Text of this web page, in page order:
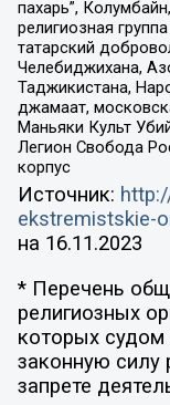
пахарь”,
религиозная
татарский
Челебиджихана,
Таджикистана,
джамаат,
Маньяки Культ
Легион Свобода
корпус
Источник:
ekstremistskie-
на 16.11.2023
* Перечень
религиозных
которых судом
законную силу
запрете